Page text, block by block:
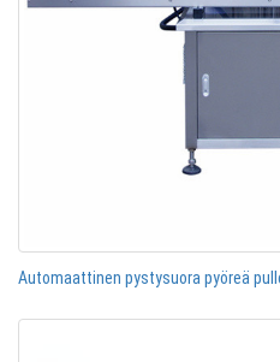
Automaattinen pystysuora pyöreä